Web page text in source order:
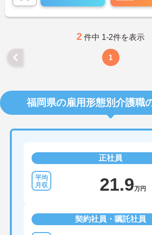
2 件中 1-2件を表示
1
福岡県の雇用形態別介護職
正社員
21.9万円
契約社員・嘱託社員